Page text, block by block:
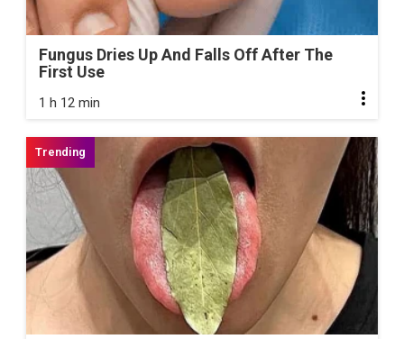
Fungus Dries Up And Falls Off After The
First Use
1 h 12 min